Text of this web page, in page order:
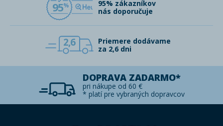
95
95% zákazníkov
nás doporučuje
2,6
Priemere dodávame
za 2,6 dni
DOPRAVA ZADARMO*
pri nákupe od 60 €
* platí pre vybraných dopravcov